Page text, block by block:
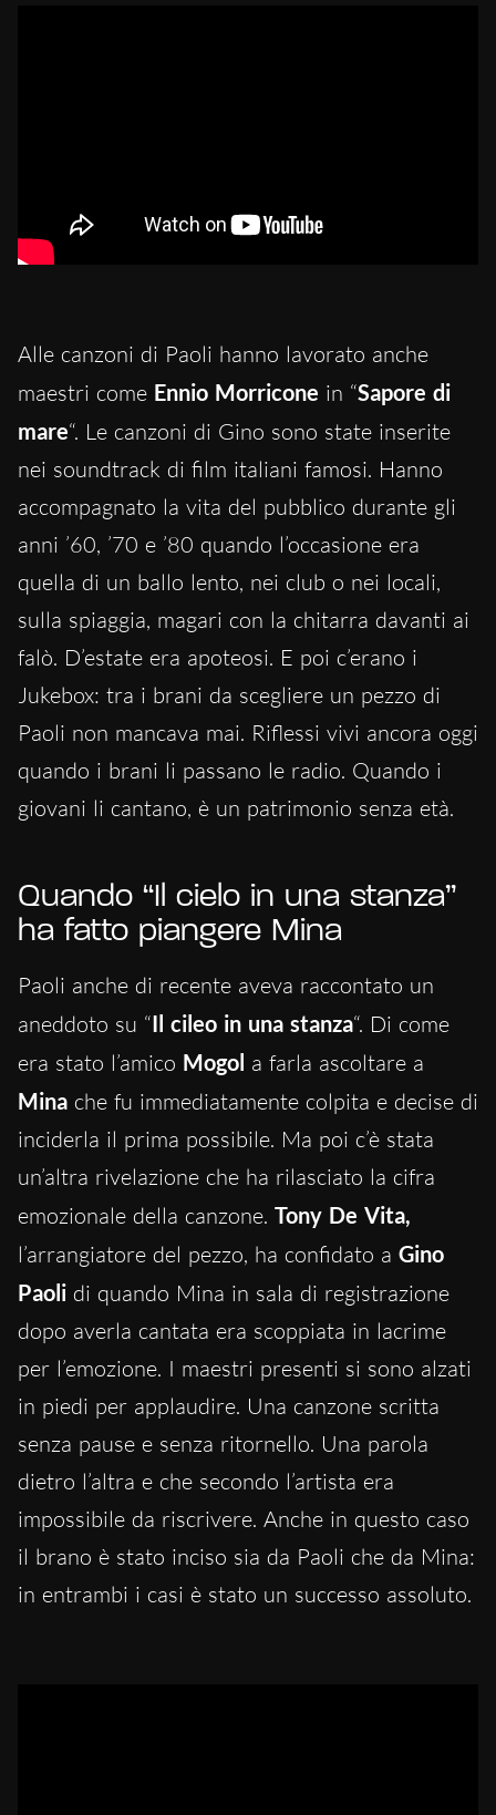
Alle canzoni di Paoli hanno lavorato anche
maestri come Ennio Morricone in “Sapore di
mare“. Le canzoni di Gino sono state inserite
nei soundtrack di film italiani famosi. Hanno
accompagnato la vita del pubblico durante gli
anni ’60, ’70 e ’80 quando l’occasione era
quella di un ballo lento, nei club o nei locali,
sulla spiaggia, magari con la chitarra davanti ai
falò. D’estate era apoteosi. E poi c’erano i
Jukebox: tra i brani da scegliere un pezzo di
Paoli non mancava mai. Riflessi vivi ancora oggi
quando i brani li passano le radio. Quando i
giovani li cantano, è un patrimonio senza età.
Quando “Il cielo in una stanza”
ha fatto piangere Mina
Paoli anche di recente aveva raccontato un
aneddoto su “Il cileo in una stanza“. Di come
era stato l’amico Mogol a farla ascoltare a
Mina che fu immediatamente colpita e decise di
inciderla il prima possibile. Ma poi c’è stata
un’altra rivelazione che ha rilasciato la cifra
emozionale della canzone. Tony De Vita,
l’arrangiatore del pezzo, ha confidato a Gino
Paoli di quando Mina in sala di registrazione
dopo averla cantata era scoppiata in lacrime
per l’emozione. I maestri presenti si sono alzati
in piedi per applaudire. Una canzone scritta
senza pause e senza ritornello. Una parola
dietro l’altra e che secondo l’artista era
impossibile da riscrivere. Anche in questo caso
il brano è stato inciso sia da Paoli che da Mina:
in entrambi i casi è stato un successo assoluto.